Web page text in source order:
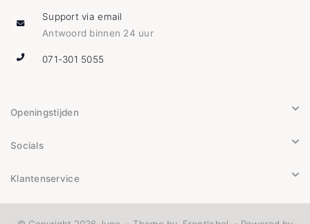
Support via email
Antwoord binnen 24 uur
071-301 5055
Openingstijden
Socials
Klantenservice